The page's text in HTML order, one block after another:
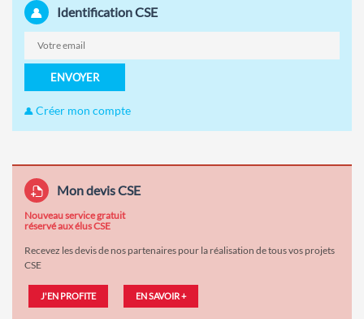
Identification CSE
ENVOYER
Créer mon compte
Mon devis CSE
Nouveau service gratuit
réservé aux élus CSE
Recevez les devis de nos partenaires pour la réalisation de tous vos projets
CSE
J'EN PROFITE EN SAVOIR +